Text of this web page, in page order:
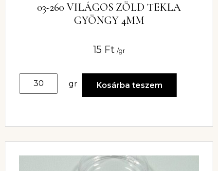
03-260 VILÁGOS ZÖLD TEKLA
GYÖNGY 4MM
15 Ft /gr
gr Kosárba teszem